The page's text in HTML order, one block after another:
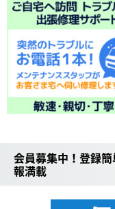
会員募集中！登録
報満載